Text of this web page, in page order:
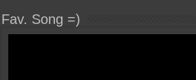
Fav. Song =)